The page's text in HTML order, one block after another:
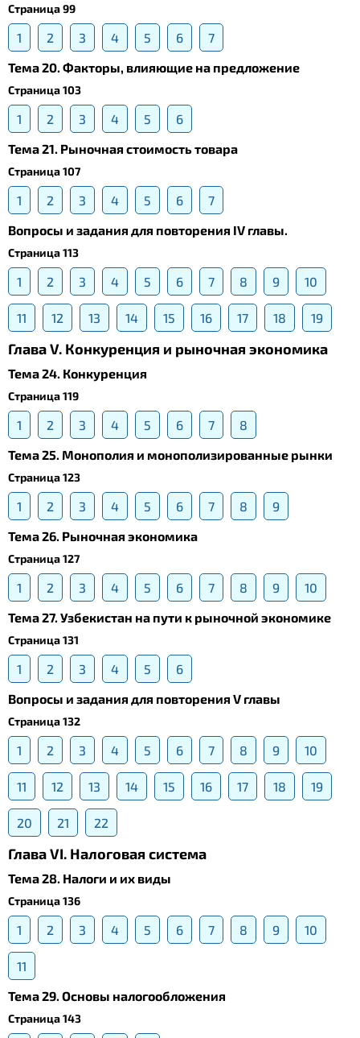
Страница 99
1 2 3 4 5 6
7
Тема 20. Факторы, влияющие на предложение
Страница 103
1 2 3 4 5
6
Тема 21. Рыночная стоимость товара
Страница 107
1 2 3 4 5 6
7
Вопросы и задания для повторения IV главы.
Страница 113
1 2 3 4 5 6 7 8 9 10
11 12 13 14 15 16 17 18 19
Глава V. Конкуренция и рыночная экономика
Тема 24. Конкуренция
Страница 119
1 2 3 4 5 6 7
8
Тема 25. Монополия и монополизированные рынки
Страница 123
1 2 3 4 5 6 7 8
9
Тема 26. Рыночная экономика
Страница 127
1 2 3 4 5 6 7 8 9
10
Тема 27. Узбекистан на пути к рыночной экономике
Страница 131
1 2 3 4 5
6
Вопросы и задания для повторения V главы
Страница 132
1 2 3 4 5 6 7 8 9 10
11 12 13 14 15 16 17 18 19
20 21 22
Глава VI. Налоговая система
Тема 28. Налоги и их виды
Страница 136
1 2 3 4 5 6 7 8 9 10
11
Тема 29. Основы налогообложения
Страница 143